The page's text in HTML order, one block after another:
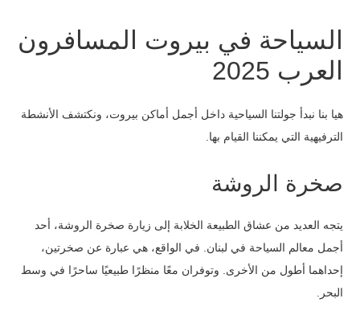
السياحة في بيروت المسافرون
العرب 2025
هيا بنا نبدأ جولتنا السياحية داخل أجمل أماكن بيروت، ونكتشف الأنشطة
الترفيهية التي يمكننا القيام بها.
صخرة الروشة
يتجه العديد من عشاق الطبيعة الخلابة إلى زيارة صخرة الروشة، أحد
أجمل معالم السياحة في لبنان. في الواقع، هي عبارة عن صخرتين،
إحداهما أطول من الأخرى. وتوفران معًا منظرًا طبيعيًا ساحرًا في وسط
البحر.